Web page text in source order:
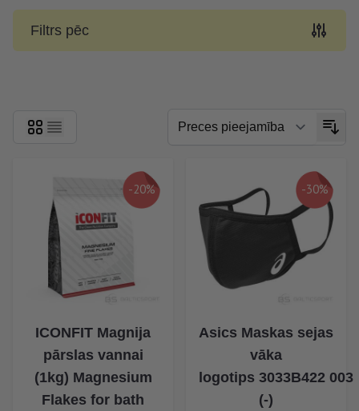
Filtrs pēc
-20%
ICONFIT Magnija
pārslas vannai
(1kg) Magnesium
Flakes for bath
-30%
Asics Maskas sejas
vāka
logotips 3033B422 003
(-)